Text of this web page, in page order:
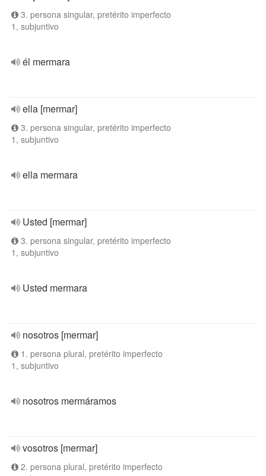
3. persona singular, pretérito imperfecto
1, subjuntivo
él mermara
ella [mermar]
3. persona singular, pretérito imperfecto
1, subjuntivo
ella mermara
Usted [mermar]
3. persona singular, pretérito imperfecto
1, subjuntivo
Usted mermara
nosotros [mermar]
1. persona plural, pretérito imperfecto
1, subjuntivo
nosotros mermáramos
vosotros [mermar]
2. persona plural, pretérito imperfecto